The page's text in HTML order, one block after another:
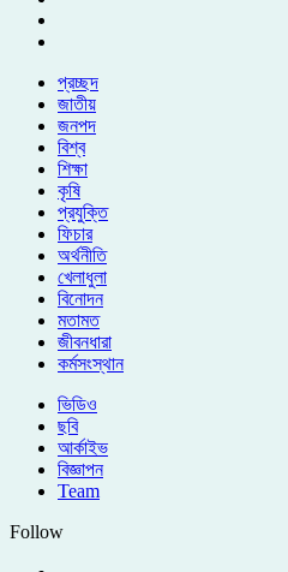
প্রচ্ছদ
জাতীয়
জনপদ
বিশ্ব
শিক্ষা
কৃষি
প্রযুক্তি
ফিচার
অর্থনীতি
খেলাধুলা
বিনোদন
মতামত
জীবনধারা
কর্মসংস্থান
ভিডিও
ছবি
আর্কাইভ
বিজ্ঞাপন
Team
Follow